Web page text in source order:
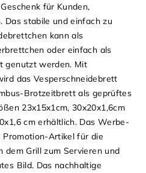
für Kunden,
Das stabile und einfach zu
kann als
oder einfach als
genutzt werden. Mit
das Vesperschneidebrett
Brotzeitbrett als geprüftes
23x15x1cm, 30x20x1,6cm
cm erhältlich. Das Werbe-
Promotion-Artikel für die
dem Grill zum Servieren und
Bild. Das nachhaltige